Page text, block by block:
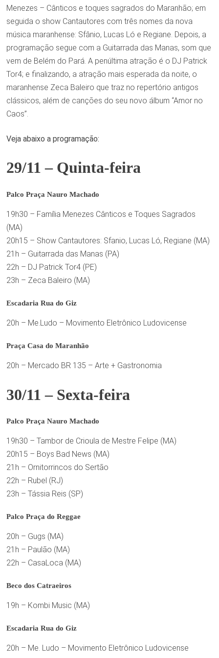
Menezes – Cânticos e toques sagrados do Maranhão; em
seguida o show Cantautores com três nomes da nova
música maranhense: Sfânio, Lucas Ló e Regiane. Depois, a
programação segue com a Guitarrada das Manas, som que
vem de Belém do Pará. A penúltima atração é o DJ Patrick
Tor4; e finalizando, a atração mais esperada da noite, o
maranhense Zeca Baleiro que traz no repertório antigos
clássicos, além de canções do seu novo álbum “Amor no
Caos”.
Veja abaixo a programação:
29/11 – Quinta-feira
Palco Praça Nauro Machado
19h30 – Família Menezes Cânticos e Toques Sagrados
(MA)
20h15 – Show Cantautores: Sfanio, Lucas Ló, Regiane (MA)
21h – Guitarrada das Manas (PA)
22h – DJ Patrick Tor4 (PE)
23h – Zeca Baleiro (MA)
Escadaria Rua do Giz
20h – Me.Ludo – Movimento Eletrônico Ludovicense
Praça Casa do Maranhão
20h – Mercado BR 135 – Arte + Gastronomia
30/11 – Sexta-feira
Palco Praça Nauro Machado
19h30 – Tambor de Crioula de Mestre Felipe (MA)
20h15 – Boys Bad News (MA)
21h – Ornitorrincos do Sertão
22h – Rubel (RJ)
23h – Tássia Reis (SP)
Palco Praça do Reggae
20h – Gugs (MA)
21h – Paulão (MA)
22h – CasaLoca (MA)
Beco dos Catraeiros
19h – Kombi Music (MA)
Escadaria Rua do Giz
20h – Me. Ludo – Movimento Eletrônico Ludovicense